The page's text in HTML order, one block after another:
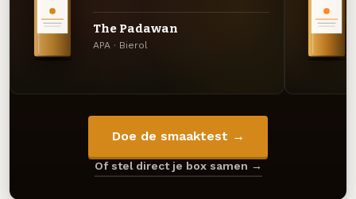
The Padawan
APA · Bierol
Doe de smaaktest →
Of stel direct je box samen →